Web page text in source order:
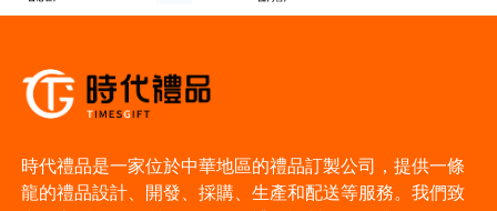
時代禮品是一家位於中華地區的禮品訂製公司，提供一條
龍的禮品設計、開發、採購、生產和配送等服務。我們致